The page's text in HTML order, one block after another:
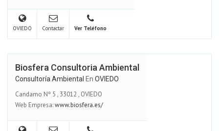
OVIEDO Contactar Ver Teléfono
Biosfera Consultoria Ambiental
Consultoría Ambiental En OVIEDO
Candamo Nº 5 , 33012 , OVIEDO
Web Empresa:www.biosfera.es/